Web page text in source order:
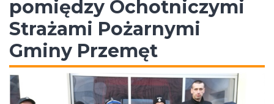
pomiędzy Ochotniczymi
Strażami Pożarnymi
Gminy Przemęt